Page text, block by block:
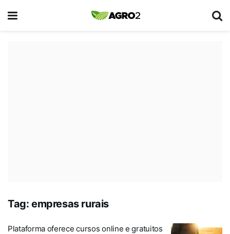
Tag: empresas rurais
Plataforma oferece cursos online e gratuitos